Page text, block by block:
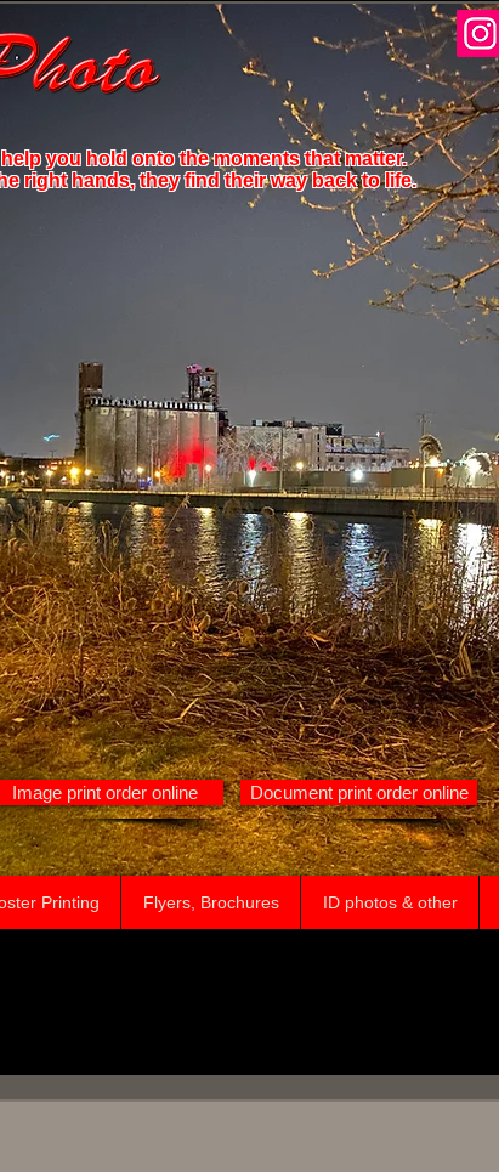
Printing Flyers, Brochures ID photos & other
you hold onto the moments that matter.
right hands, they find their way back to life.
Image print order online Document print order online